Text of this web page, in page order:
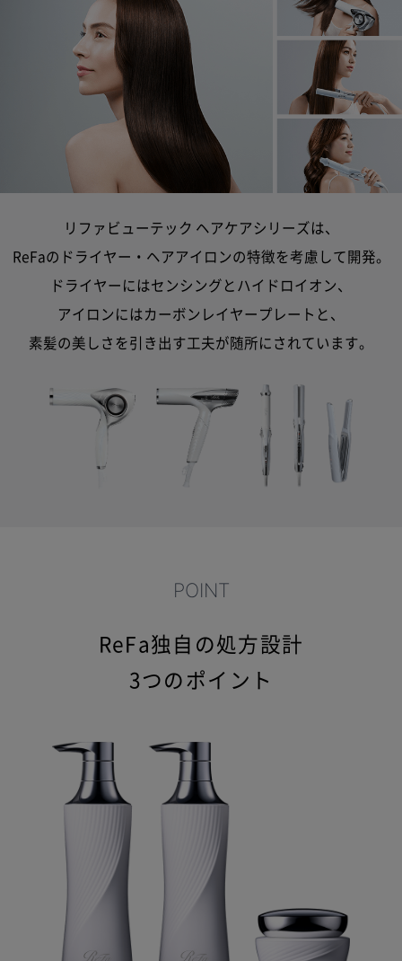
リファビューテック ヘアケアシリーズは、
ReFaのドライヤー・ヘアアイロンの特徴を考慮して開発。
ドライヤーにはセンシングとハイドロイオン、
アイロンにはカーボンレイヤープレートと、
素髪の美しさを引き出す工夫が随所にされています。
POINT
ReFa独自の処方設計
3つのポイント